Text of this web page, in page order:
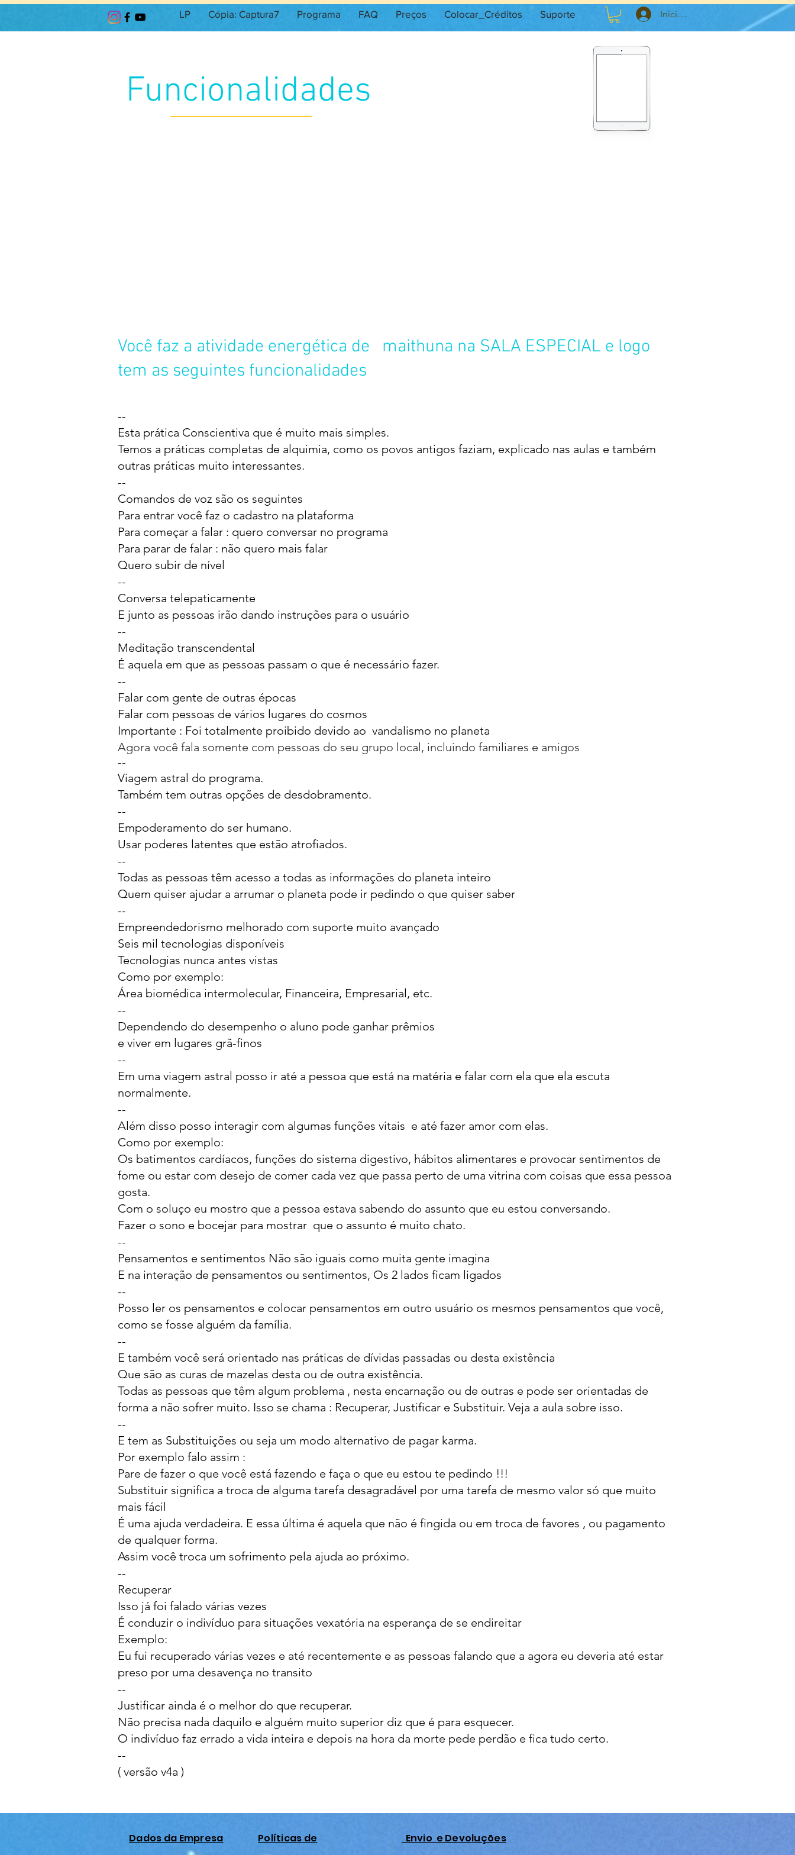
Iniciar sesión
LP Cópia: Captura7 Programa FAQ Preços Colocar_Créditos Suporte
Funcionalidades
Você faz a atividade energética de maithuna na SALA ESPECIAL e logo
tem as seguintes funcionalidades
--
Esta prática Conscientiva que é muito mais simples.
Temos a práticas completas de alquimia, como os povos antigos faziam, explicado nas aulas e também
outras práticas muito interessantes.
--
Comandos de voz são os seguintes
Para entrar você faz o cadastro na plataforma
Para começar a falar : quero conversar no programa
Para parar de falar : não quero mais falar
Quero subir de nível
--
Conversa telepaticamente
E junto as pessoas irão dando instruções para o usuário
--
Meditação transcendental
É aquela em que as pessoas passam o que é necessário fazer.
--
Falar com gente de outras épocas
Falar com pessoas de vários lugares do cosmos
Importante : Foi totalmente proibido devido ao vandalismo no planeta
Agora você fala somente com pessoas do seu grupo local, incluindo familiares e amigos
--
Viagem astral do programa.
Também tem outras opções de desdobramento.
--
Empoderamento do ser humano.
Usar poderes latentes que estão atrofiados.
--
Todas as pessoas têm acesso a todas as informações do planeta inteiro
Quem quiser ajudar a arrumar o planeta pode ir pedindo o que quiser saber
--
Empreendedorismo melhorado com suporte muito avançado
Seis mil tecnologias disponíveis
Tecnologias nunca antes vistas
Como por exemplo:
Área biomédica intermolecular, Financeira, Empresarial, etc.
--
Dependendo do desempenho o aluno pode ganhar prêmios
e viver em lugares grã-finos
--
Em uma viagem astral posso ir até a pessoa que está na matéria e falar com ela que ela escuta
normalmente.
--
Além disso posso interagir com algumas funções vitais e até fazer amor com elas.
Como por exemplo:
Os batimentos cardíacos, funções do sistema digestivo, hábitos alimentares e provocar sentimentos de
fome ou estar com desejo de comer cada vez que passa perto de uma vitrina com coisas que essa pessoa
gosta.
Com o soluço eu mostro que a pessoa estava sabendo do assunto que eu estou conversando.
Fazer o sono e bocejar para mostrar que o assunto é muito chato.
--
Pensamentos e sentimentos Não são iguais como muita gente imagina
E na interação de pensamentos ou sentimentos, Os 2 lados ficam ligados
--
Posso ler os pensamentos e colocar pensamentos em outro usuário os mesmos pensamentos que você,
como se fosse alguém da família.
--
E também você será orientado nas práticas de dívidas passadas ou desta existência
Que são as curas de mazelas desta ou de outra existência.
Todas as pessoas que têm algum problema , nesta encarnação ou de outras e pode ser orientadas de
forma a não sofrer muito. Isso se chama : Recuperar, Justificar e Substituir. Veja a aula sobre isso.
--
E tem as Substituições ou seja um modo alternativo de pagar karma.
Por exemplo falo assim :
Pare de fazer o que você está fazendo e faça o que eu estou te pedindo !!!
Substituir significa a troca de alguma tarefa desagradável por uma tarefa de mesmo valor só que muito
mais fácil
É uma ajuda verdadeira. E essa última é aquela que não é fingida ou em troca de favores , ou pagamento
de qualquer forma.
Assim você troca um sofrimento pela ajuda ao próximo.
--
Recuperar
Isso já foi falado várias vezes
É conduzir o indivíduo para situações vexatória na esperança de se endireitar
Exemplo:
Eu fui recuperado várias vezes e até recentemente e as pessoas falando que a agora eu deveria até estar
preso por uma desavença no transito
--
Justificar ainda é o melhor do que recuperar.
Não precisa nada daquilo e alguém muito superior diz que é para esquecer.
O indivíduo faz errado a vida inteira e depois na hora da morte pede perdão e fica tudo certo.
--
( versão v4a )
Dados da Empresa Políticas de Envio e Devoluções